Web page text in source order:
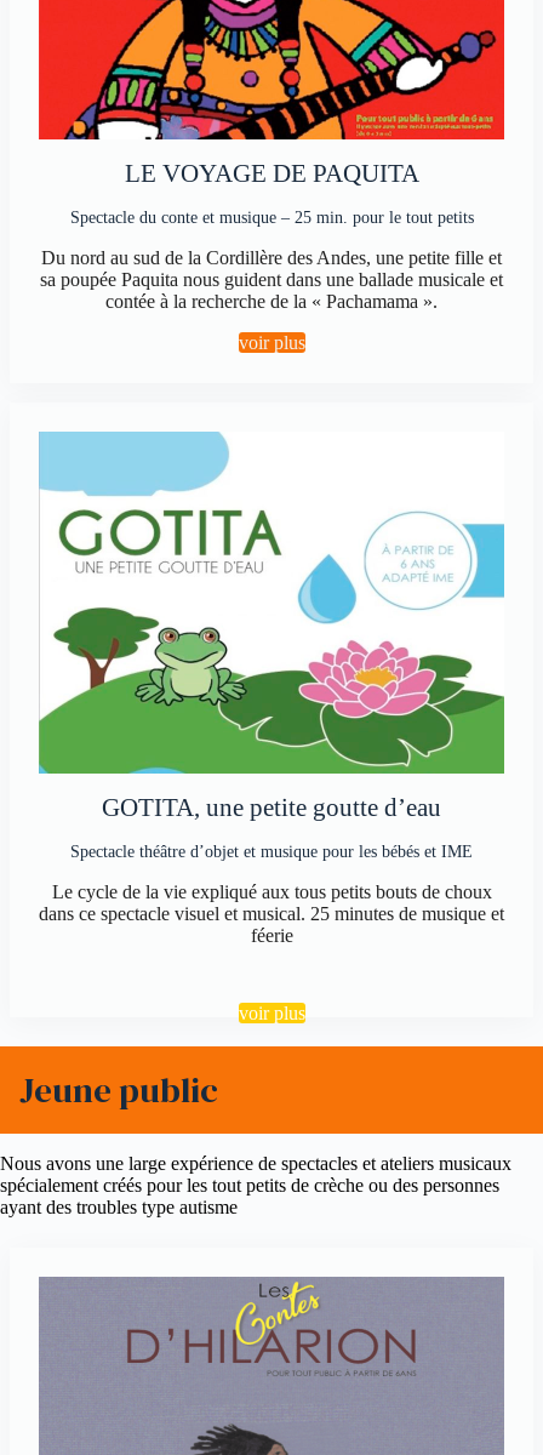
LE VOYAGE DE PAQUITA
Spectacle du conte et musique – 25 min. pour le tout petits
Du nord au sud de la Cordillère des Andes, une petite fille et
sa poupée Paquita nous guident dans une ballade musicale et
contée à la recherche de la « Pachamama ».
voir plus
GOTITA, une petite goutte d’eau
Spectacle théâtre d’objet et musique pour les bébés et IME
Le cycle de la vie expliqué aux tous petits bouts de choux
dans ce spectacle visuel et musical. 25 minutes de musique et
féerie
voir plus
Jeune public
Nous avons une large expérience de spectacles et ateliers musicaux
spécialement créés pour les tout petits de crèche ou des personnes
ayant des troubles type autisme